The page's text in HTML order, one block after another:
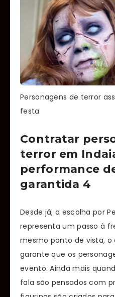
Personagens de terror
festa
Contratar
terror em
performance
garantida 4
Desde já, a escolha por
representa um passo à
mesmo ponto de vista,
garante que os
evento. Ainda mais
fala são pensados com